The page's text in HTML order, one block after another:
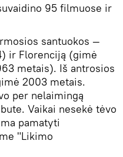
95 filmuose ir
santuokos —
ir Florenciją (gimė
metais). Iš antrosios
2003 metais.
per nelaimingą
Vaikai nesekė tėvo
pamatyti
"Likimo